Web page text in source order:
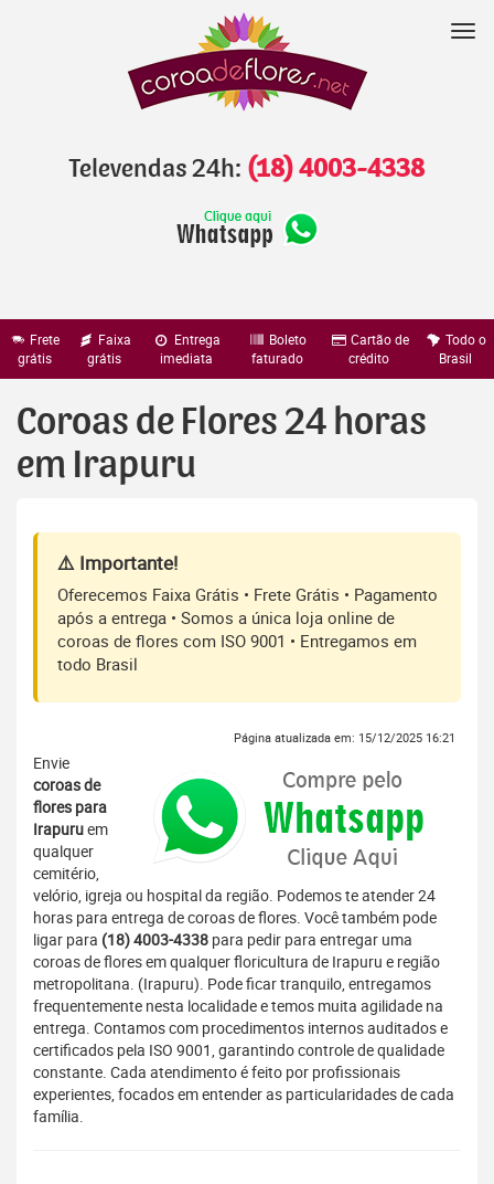
Televendas 24h: (18) 4003-4338
Frete
grátis
Faixa
grátis
Entrega
imediata
Boleto
faturado
Cartão de
crédito
Todo o
Brasil
Coroas de Flores 24 horas
em Irapuru
⚠️ Importante!
Oferecemos Faixa Grátis • Frete Grátis • Pagamento
após a entrega • Somos a única loja online de
coroas de flores com ISO 9001 • Entregamos em
todo Brasil
Página atualizada em: 15/12/2025 16:21
Envie
coroas de
flores para
Irapuruem
qualquer
cemitério,
velório, igreja ou hospital da região. Podemos te atender 24
horas para entrega de coroas de flores. Você também pode
ligar para (18) 4003-4338 para pedir para entregar uma
coroas de flores em qualquer floricultura de Irapuru e região
metropolitana. (Irapuru). Pode ficar tranquilo, entregamos
frequentemente nesta localidade e temos muita agilidade na
entrega. Contamos com procedimentos internos auditados e
certificados pela ISO 9001, garantindo controle de qualidade
constante. Cada atendimento é feito por profissionais
experientes, focados em entender as particularidades de cada
família.